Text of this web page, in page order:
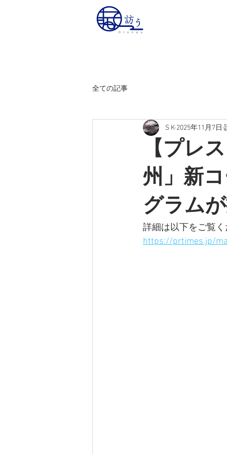
全ての記事
【プレ
州」新
グラム
S K 2025年11月7日
詳細は以下をご覧
https://prtimes.jp/